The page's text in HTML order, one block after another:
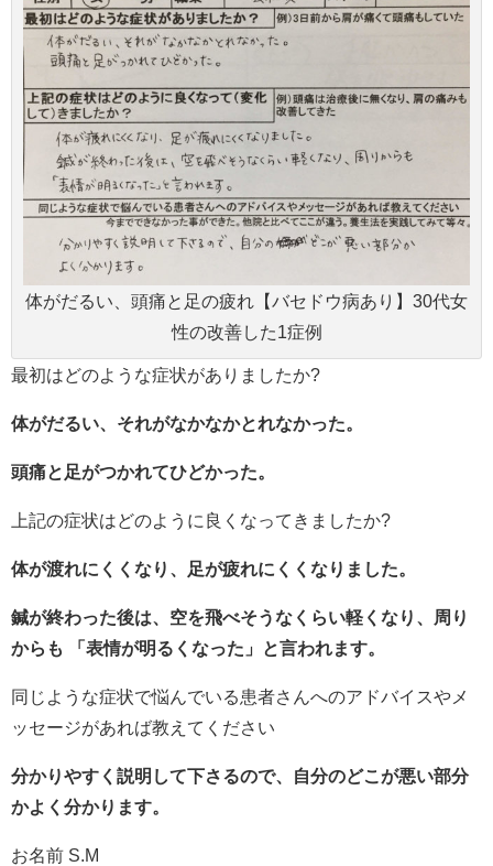
体がだるい、頭痛と足の疲れ【バセドウ病あり】30代女
性の改善した1症例
最初はどのような症状がありましたか?
体がだるい、それがなかなかとれなかった。
頭痛と足がつかれてひどかった。
上記の症状はどのように良くなってきましたか?
体が渡れにくくなり、足が疲れにくくなりました。
鍼が終わった後は、空を飛べそうなくらい軽くなり、周り
からも 「表情が明るくなった」と言われます。
同じような症状で悩んでいる患者さんへのアドバイスやメ
ッセージがあれば教えてください
分かりやすく説明して下さるので、自分のどこが悪い部分
かよく分かります。
お名前 S.M